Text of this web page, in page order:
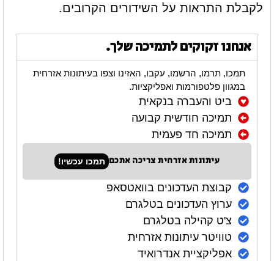
לקבלת התראות על השידורים הקרובים.
אנחנו זקוקים לתמיכה שלך.
תמכו, תרמו, הרשמו, עקבו, האזינו וצפו בעיתונות אזרחית
במגוון פלטפורמות ואפליקציות.
ביט והעברה בנקאית
תמיכה חודשית קבועה
תמיכה חד פעמית
עיתונות אזרחית צריכה אתכם תמכו עכשיו!
קבוצת העדכונים בוואטסאפ
ערוץ העדכונים בטלגרם
צ'ט קהילה בטלגרם
טוויטר עיתונות אזרחית
אפליקציית אנדרואיד